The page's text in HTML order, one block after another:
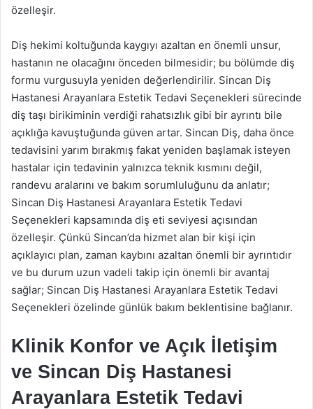
özelleşir.
Diş hekimi koltuğunda kaygıyı azaltan en önemli unsur,
hastanın ne olacağını önceden bilmesidir; bu bölümde diş
formu vurgusuyla yeniden değerlendirilir. Sincan Diş
Hastanesi Arayanlara Estetik Tedavi Seçenekleri sürecinde
diş taşı birikiminin verdiği rahatsızlık gibi bir ayrıntı bile
açıklığa kavuştuğunda güven artar. Sincan Diş, daha önce
tedavisini yarım bırakmış fakat yeniden başlamak isteyen
hastalar için tedavinin yalnızca teknik kısmını değil,
randevu aralarını ve bakım sorumluluğunu da anlatır;
Sincan Diş Hastanesi Arayanlara Estetik Tedavi
Seçenekleri kapsamında diş eti seviyesi açısından
özelleşir. Çünkü Sincan’da hizmet alan bir kişi için
açıklayıcı plan, zaman kaybını azaltan önemli bir ayrıntıdır
ve bu durum uzun vadeli takip için önemli bir avantaj
sağlar; Sincan Diş Hastanesi Arayanlara Estetik Tedavi
Seçenekleri özelinde günlük bakım beklentisine bağlanır.
Klinik Konfor ve Açık İletişim
ve Sincan Diş Hastanesi
Arayanlara Estetik Tedavi